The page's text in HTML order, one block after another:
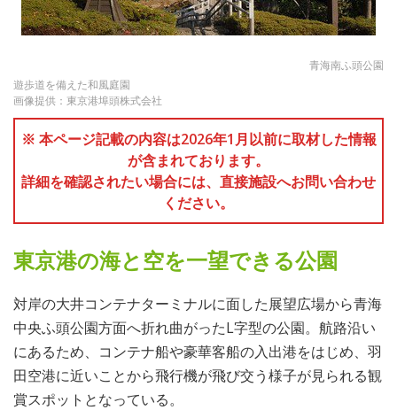
青海南ふ頭公園
遊歩道を備えた和風庭園
画像提供：東京港埠頭株式会社
※ 本ページ記載の内容は2026年1月以前に取材した情報
が含まれております。
詳細を確認されたい場合には、直接施設へお問い合わせ
ください。
東京港の海と空を一望できる公園
対岸の大井コンテナターミナルに面した展望広場から青海
中央ふ頭公園方面へ折れ曲がったL字型の公園。航路沿い
にあるため、コンテナ船や豪華客船の入出港をはじめ、羽
田空港に近いことから飛行機が飛び交う様子が見られる観
賞スポットとなっている。